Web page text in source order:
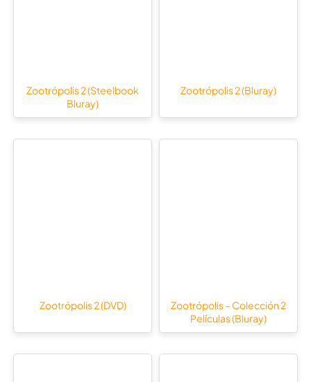
Zootrópolis 2 (Steelbook
Bluray)
Zootrópolis 2 (Bluray)
Zootrópolis 2 (DVD)
Zootrópolis – Colección 2
Películas (Bluray)